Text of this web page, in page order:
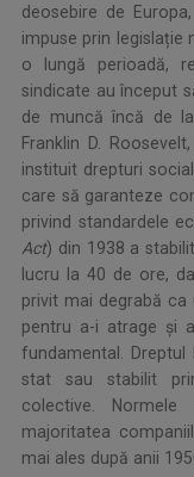
deosebire de
impuse prin legislație
o lungă perioadă,
sindicate au început
de muncă încă de
Franklin D.
instituit drepturi
care să garanteze
privind standardele
Act) din 1938 a
lucru la 40 de ore,
privit mai degrabă
pentru a-i atrage și
fundamental.
stat sau stabilit
colective.
majoritatea
mai ales după anii